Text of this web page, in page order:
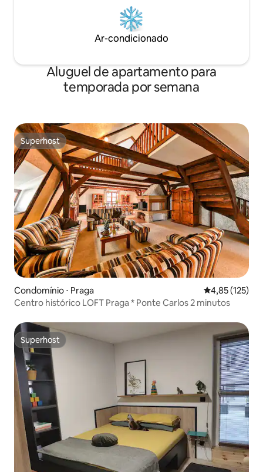
Ar-condicionado
Aluguel de apartamento para
temporada por semana
Superhost
Superhost
Condomínio ⋅ Praga 4,85 de uma
4,85 (125)
Centro histórico LOFT Praga * Ponte Carlos 2 minutos
Superhost
Superhost